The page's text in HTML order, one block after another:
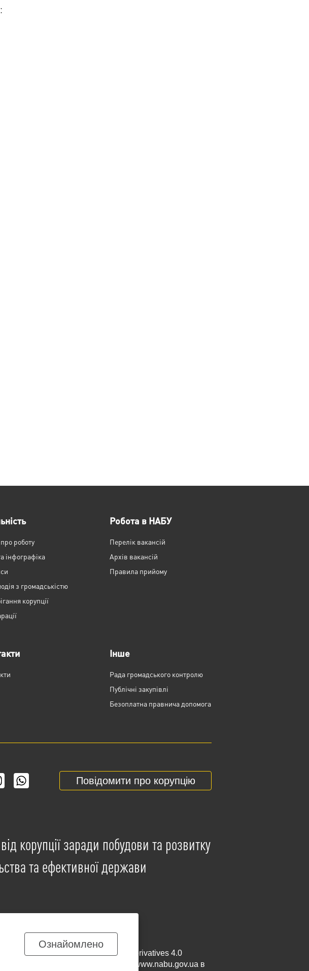
роботу
інфографіка
з громадськістю
корупції
Робота в НАБУ
Перелік вакансій
Архів вакансій
Правила прийому
Інше
Рада громадського контролю
Публічні закупівлі
Безоплатна правнича допомога
Повідомити про корупцію
корупції заради побудови та розвитку
та ефективної держави
Attribution-NonCommercial-NoDerivatives 4.0
за умови посилання на www.nabu.gov.ua в
Ознайомлено